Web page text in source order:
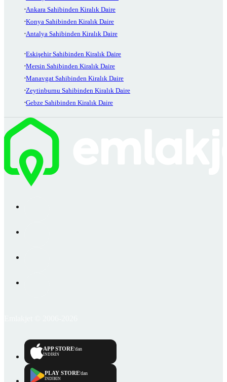
Ankara Sahibinden Kiralık Daire
Konya Sahibinden Kiralık Daire
Antalya Sahibinden Kiralık Daire
Eskişehir Sahibinden Kiralık Daire
Mersin Sahibinden Kiralık Daire
Manavgat Sahibinden Kiralık Daire
Zeytinburnu Sahibinden Kiralık Daire
Gebze Sahibinden Kiralık Daire
APP STORE'dan
İNDİRİN
PLAY STORE'dan
İNDİRİN